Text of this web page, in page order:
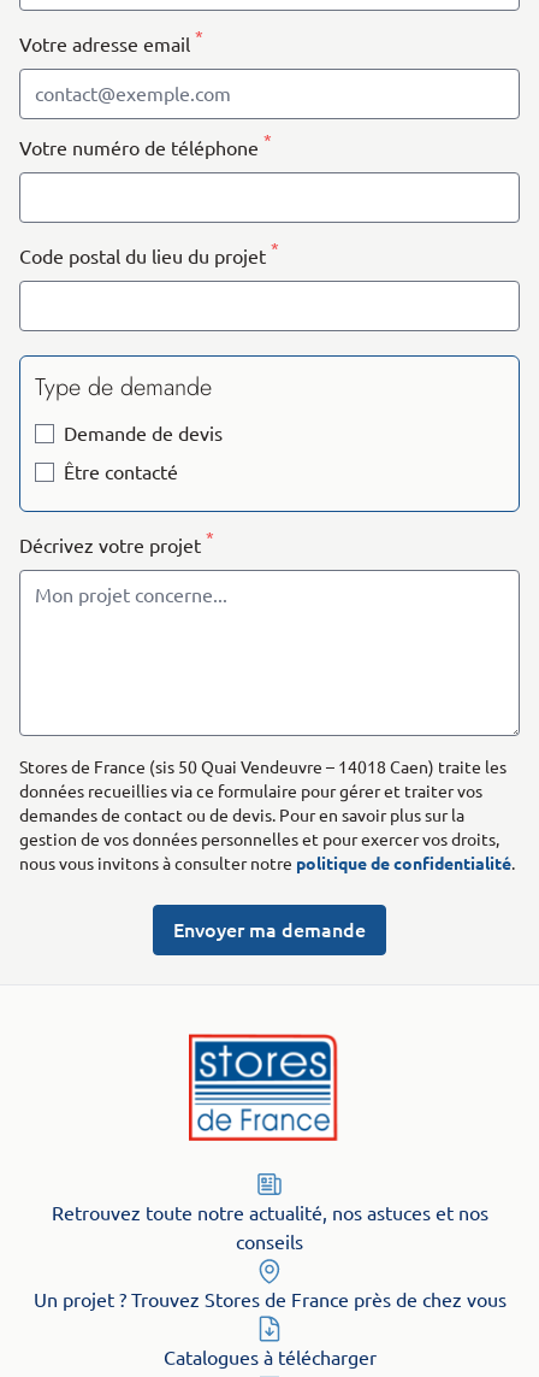
Votre adresse email *
Votre numéro de téléphone *
Code postal du lieu du projet *
Type de demande
Demande de devis
Être contacté
Décrivez votre projet *
Stores de France (sis 50 Quai Vendeuvre – 14018 Caen) traite les
données recueillies via ce formulaire pour gérer et traiter vos
demandes de contact ou de devis. Pour en savoir plus sur la
gestion de vos données personnelles et pour exercer vos droits,
nous vous invitons à consulter notre politique de confidentialité.
Envoyer ma demande
Retrouvez toute notre actualité, nos astuces et nos
conseils
Un projet ? Trouvez Stores de France près de chez vous
Catalogues à télécharger